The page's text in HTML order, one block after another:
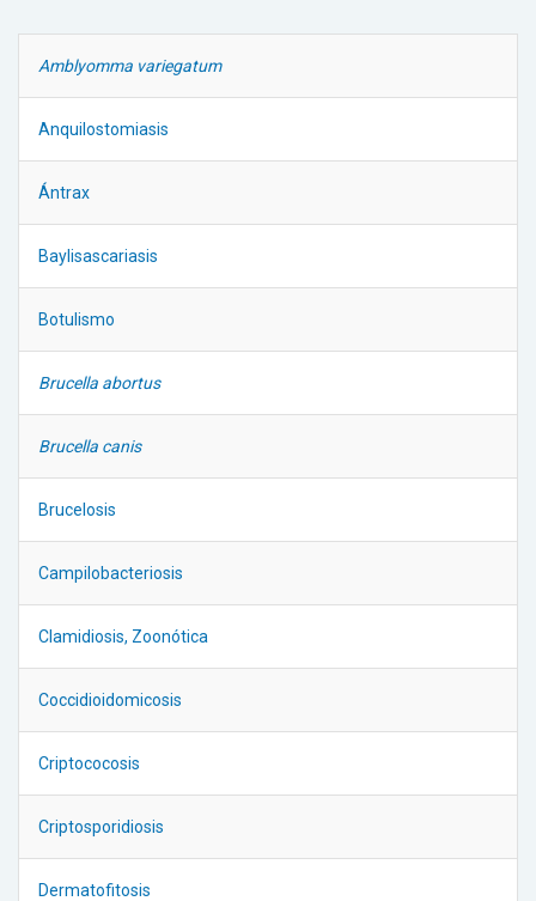
Amblyomma variegatum
Anquilostomiasis
Ántrax
Baylisascariasis
Botulismo
Brucella abortus
Brucella canis
Brucelosis
Campilobacteriosis
Clamidiosis, Zoonótica
Coccidioidomicosis
Criptococosis
Criptosporidiosis
Dermatofitosis